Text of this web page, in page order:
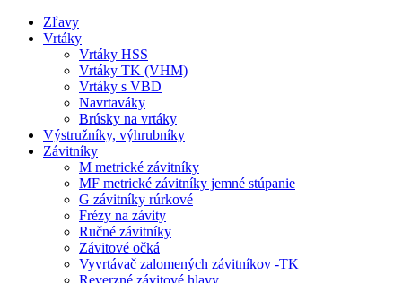
Zľavy
Vrtáky
Vrtáky HSS
Vrtáky TK (VHM)
Vrtáky s VBD
Navrtaváky
Brúsky na vrtáky
Výstružníky, výhrubníky
Závitníky
M metrické závitníky
MF metrické závitníky jemné stúpanie
G závitníky rúrkové
Frézy na závity
Ručné závitníky
Závitové očká
Vyvrtávač zalomených závitníkov -TK
Reverzné závitové hlavy